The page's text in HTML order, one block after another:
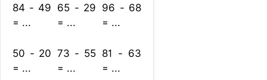
84 - 49
= ...
65 - 29
= ...
96 - 68
= ...
50 - 20
= ...
73 - 55
= ...
81 - 63
= ...